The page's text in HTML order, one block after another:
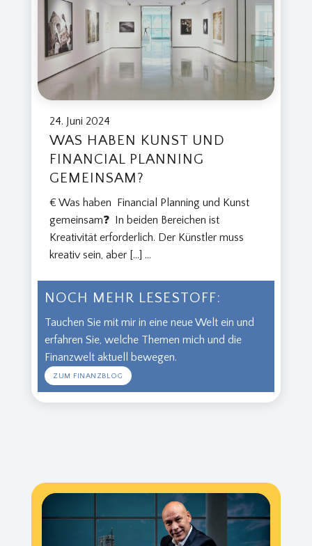
24. Juni 2024
WAS HABEN KUNST UND
FINANCIAL PLANNING
GEMEINSAM?
€ Was haben Financial Planning und Kunst
gemeinsam❓ In beiden Bereichen ist
Kreativität erforderlich. Der Künstler muss
kreativ sein, aber […] ...
NOCH MEHR LESESTOFF:
Tauchen Sie mit mir in eine neue Welt ein und
erfahren Sie, welche Themen mich und die
Finanzwelt aktuell bewegen.
ZUM FINANZBLOG